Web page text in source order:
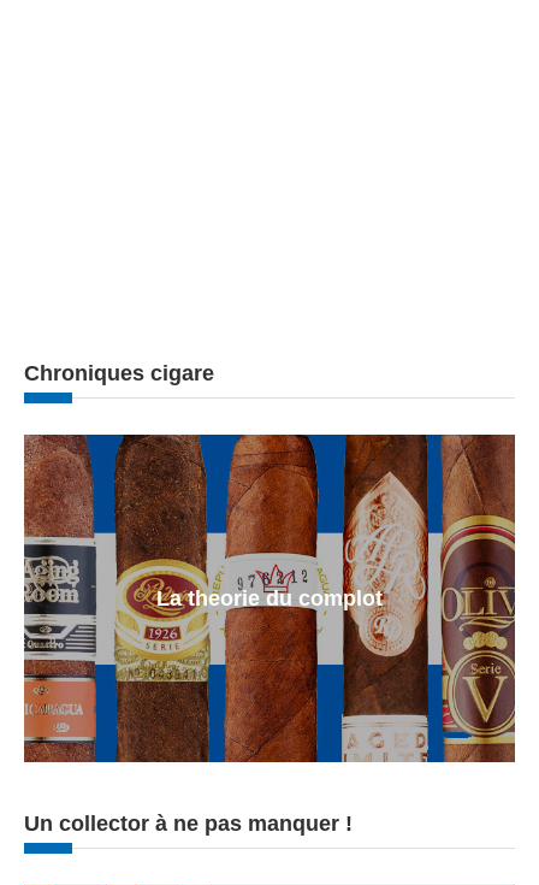
Chroniques cigare
La theorie du complot
Un collector à ne pas manquer !